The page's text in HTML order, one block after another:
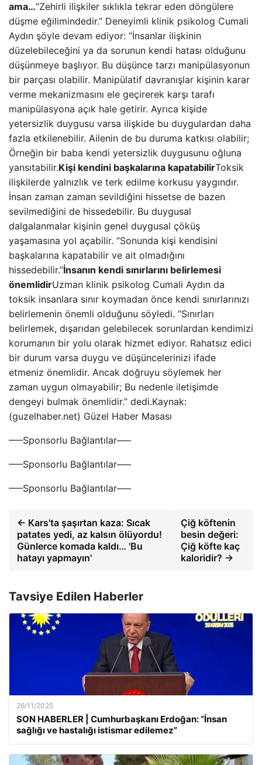
ama…“Zehirli ilişkiler sıklıkla tekrar eden döngülere
düşme eğilimindedir.” Deneyimli klinik psikolog Cumali
Aydın şöyle devam ediyor: “İnsanlar ilişkinin
düzelebileceğini ya da sorunun kendi hatası olduğunu
düşünmeye başlıyor. Bu düşünce tarzı manipülasyonun
bir parçası olabilir. Manipülatif davranışlar kişinin karar
verme mekanizmasını ele geçirerek karşı tarafı
manipülasyona açık hale getirir. Ayrıca kişide
yetersizlik duygusu varsa ilişkide bu duygulardan daha
fazla etkilenebilir. Ailenin de bu duruma katkısı olabilir;
Örneğin bir baba kendi yetersizlik duygusunu oğluna
yansıtabilir.Kişi kendini başkalarına kapatabilirToksik
ilişkilerde yalnızlık ve terk edilme korkusu yaygındır.
İnsan zaman zaman sevildiğini hissetse de bazen
sevilmediğini de hissedebilir. Bu duygusal
dalgalanmalar kişinin genel duygusal çöküş
yaşamasına yol açabilir. “Sonunda kişi kendisini
başkalarına kapatabilir ve ait olmadığını
hissedebilir.”İnsanın kendi sınırlarını belirlemesi
önemlidirUzman klinik psikolog Cumali Aydın da
toksik insanlara sınır koymadan önce kendi sınırlarınızı
belirlemenin önemli olduğunu söyledi. “Sınırları
belirlemek, dışarıdan gelebilecek sorunlardan kendimizi
korumanın bir yolu olarak hizmet ediyor. Rahatsız edici
bir durum varsa duygu ve düşüncelerinizi ifade
etmeniz önemlidir. Ancak doğruyu söylemek her
zaman uygun olmayabilir; Bu nedenle iletişimde
dengeyi bulmak önemlidir.” dedi.Kaynak:
(guzelhaber.net) Güzel Haber Masası
—–Sponsorlu Bağlantılar—–
—–Sponsorlu Bağlantılar—–
—–Sponsorlu Bağlantılar—–
← Kars'ta şaşırtan kaza: Sıcak
patates yedi, az kalsın ölüyordu!
Günlerce komada kaldı… 'Bu
hatayı yapmayın'
Çiğ köftenin
besin değeri:
Çiğ köfte kaç
kaloridir? →
Tavsiye Edilen Haberler
26/11/2025
SON HABERLER | Cumhurbaşkanı Erdoğan: “İnsan
sağlığı ve hastalığı istismar edilemez”